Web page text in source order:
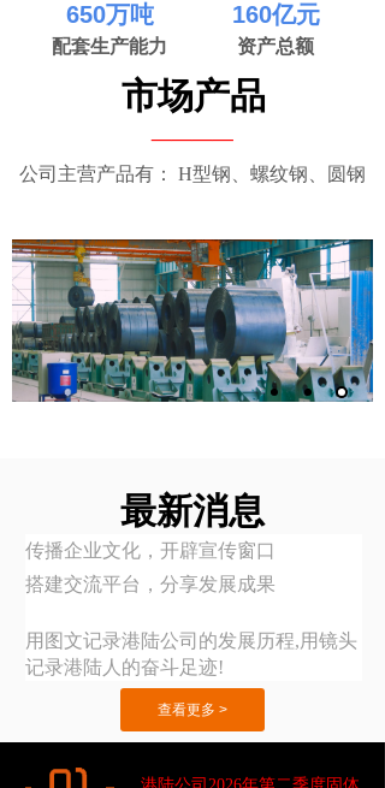
650万吨
配套生产能力
160亿元
资产总额
市场产品
____
公司主营产品有： H型钢、螺纹钢、圆钢
最新消息
传播企业文化， 开辟宣传窗口
搭建交流平台， 分享发展成果
用图文记录港陆公司的发展历程,用镜头
记录港陆人的奋斗足迹!
查看更多 >